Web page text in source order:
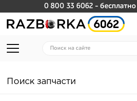
0 800 33 6062 -
Поиск запчасти